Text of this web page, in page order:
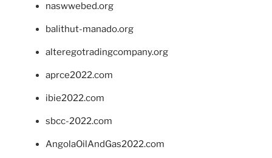
naswwebed.org
balithut-manado.org
alteregotradingcompany.org
aprce2022.com
ibie2022.com
sbcc-2022.com
AngolaOilAndGas2022.com